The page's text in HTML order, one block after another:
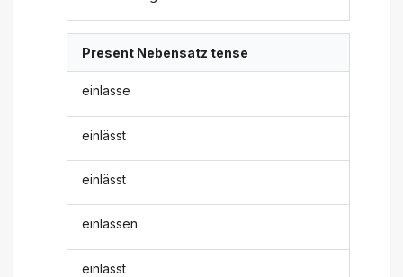
Present Nebensatz tense
einlasse
einlässt
einlässt
einlassen
einlasst